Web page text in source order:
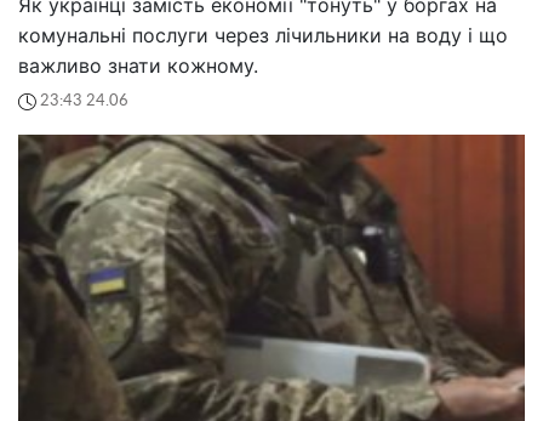
комунальні послуги через лічильники на воду і що
важливо знати кожному.
23:43 24.06